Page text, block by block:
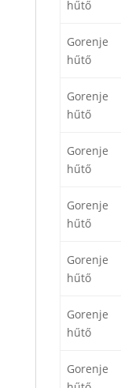
hűtő
Gorenje
hűtő
Gorenje
hűtő
Gorenje
hűtő
Gorenje
hűtő
Gorenje
hűtő
Gorenje
hűtő
Gorenje